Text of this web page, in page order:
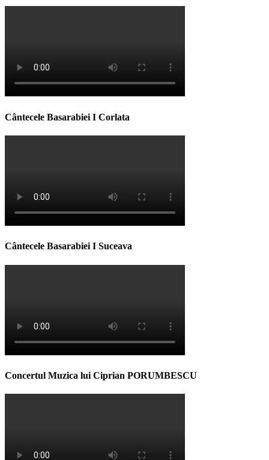
Cântecele Basarabiei I Corlata
Cântecele Basarabiei I Suceava
Concertul Muzica lui Ciprian PORUMBESCU